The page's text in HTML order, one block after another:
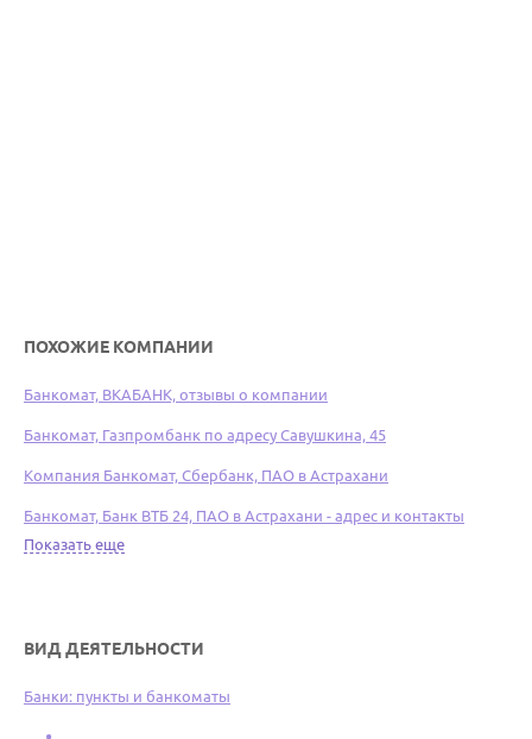
ПОХОЖИЕ КОМПАНИИ
Банкомат, ВКАБАНК, отзывы о компании
Банкомат, Газпромбанк по адресу Савушкина, 45
Компания Банкомат, Сбербанк, ПАО в Астрахани
Банкомат, Банк ВТБ 24, ПАО в Астрахани - адрес и контакты
Показать еще
ВИД ДЕЯТЕЛЬНОСТИ
Банки: пункты и банкоматы